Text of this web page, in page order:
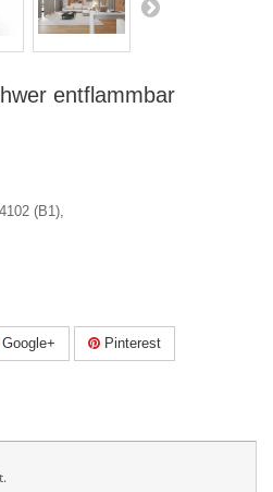
entflammbar
(B1),
Google+ Pinterest